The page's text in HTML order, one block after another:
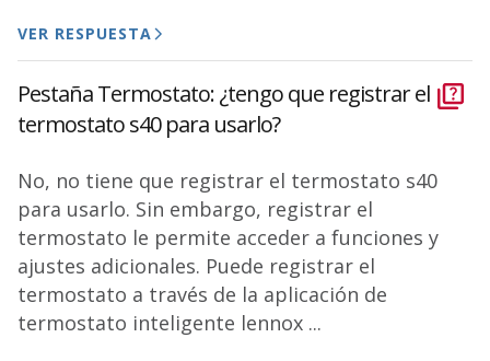
VER RESPUESTA
Pestaña Termostato: ¿tengo que registrar el
termostato s40 para usarlo?
No, no tiene que registrar el termostato s40
para usarlo. Sin embargo, registrar el
termostato le permite acceder a funciones y
ajustes adicionales. Puede registrar el
termostato a través de la aplicación de
termostato inteligente lennox ...